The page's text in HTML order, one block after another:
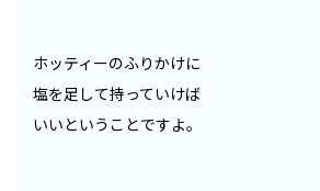
ホッティーのふりかけに
塩を足して持っていけば
いいということですよ。